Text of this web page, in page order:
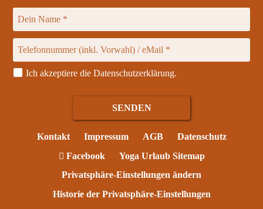
Ich akzeptiere dieDatenschutzerklärung.
Kontakt Impressum AGB
Datenschutz
Facebook
Yoga Urlaub Sitemap
Privatsphäre-Einstellungen ändern
Historie der Privatsphäre-Einstellungen